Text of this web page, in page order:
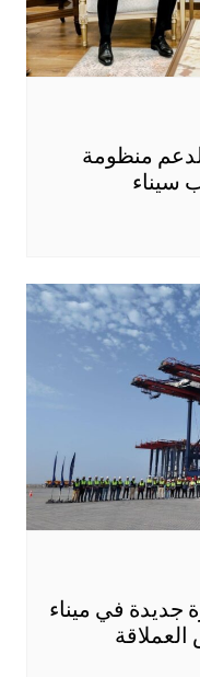
منظومة
سيناء
جديدة في ميناء